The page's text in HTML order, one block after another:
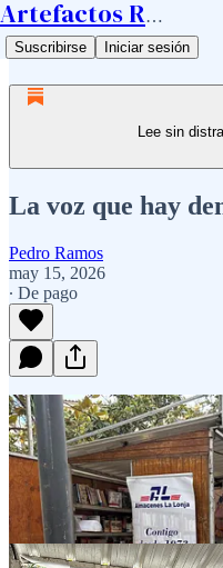
Artefactos Ramos
Suscribirse Iniciar sesión
Lee sin
La voz que hay
Pedro Ramos
may 15, 2026
∙ De pago